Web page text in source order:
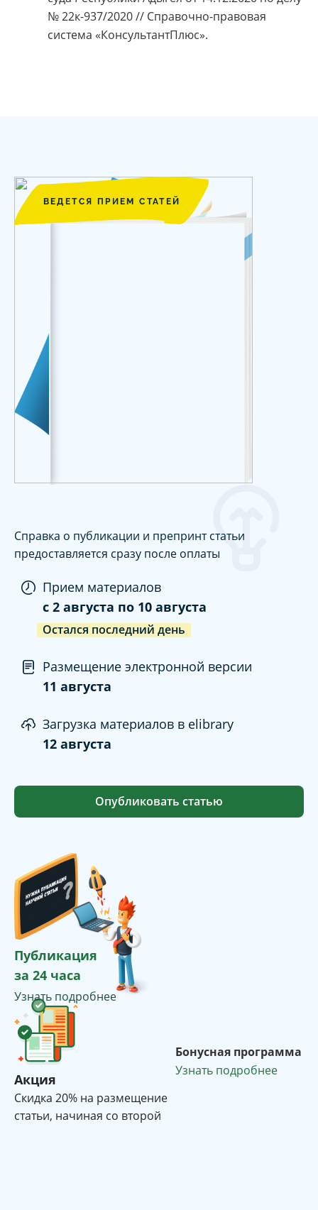
№ 22к-937/2020 // Справочно-правовая
система «КонсультантПлюс».
ВЕДЕТСЯ ПРИЕМ СТАТЕЙ
Справка о публикации и препринт статьи
предоставляется сразу после оплаты
Прием материалов
c 2 августа по 10 августа
Остался последний день
Размещение электронной версии
11 августа
Загрузка материалов в elibrary
12 августа
Опубликовать статью
Публикация
за 24 часа
Узнать подробнее
Акция
Cкидка 20% на размещение
статьи, начиная со второй
Бонусная программа
Узнать подробнее